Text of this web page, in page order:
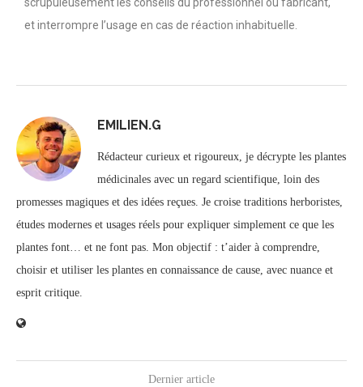
scrupuleusement les conseils du professionnel ou fabricant,
et interrompre l’usage en cas de réaction inhabituelle.
EMILIEN.G
Rédacteur curieux et rigoureux, je décrypte les plantes
médicinales avec un regard scientifique, loin des
promesses magiques et des idées reçues. Je croise traditions herboristes,
études modernes et usages réels pour expliquer simplement ce que les
plantes font… et ne font pas. Mon objectif : t’aider à comprendre,
choisir et utiliser les plantes en connaissance de cause, avec nuance et
esprit critique.
Dernier article